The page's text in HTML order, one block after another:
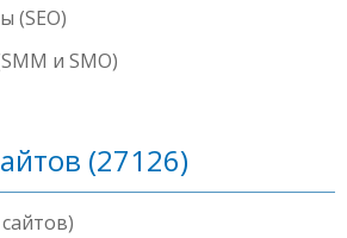
(SEO)
и SMO)
(27126)